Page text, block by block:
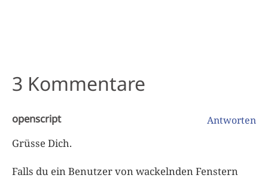
3 Kommentare
openscript Antworten
Grüsse Dich.
Falls du ein Benutzer von wackelnden Fenstern